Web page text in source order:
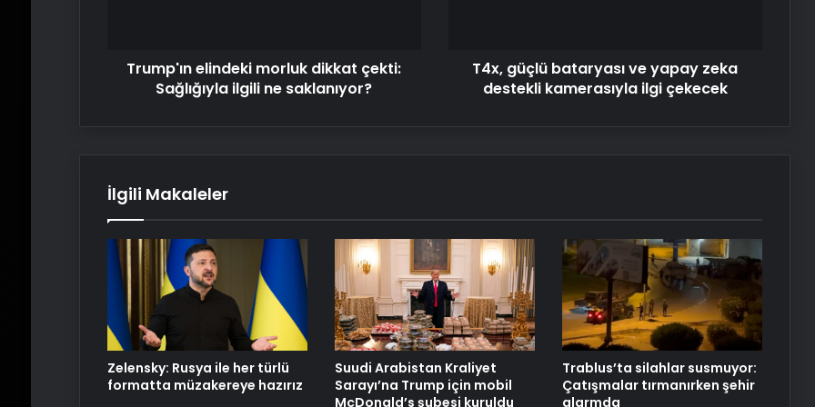
Trump'ın elindeki morluk dikkat çekti:
Sağlığıyla ilgili ne saklanıyor?
çekecekT4x, güçlü bataryası ve yapay zeka
destekli kamerasıyla ilgi çekecek
İlgili Makaleler
Zelensky: Rusya ile her türlü
formatta müzakereye hazırız
Suudi Arabistan Kraliyet
Sarayı’na Trump için mobil
McDonald’s şubesi kuruldu
Trablus’ta silahlar susmuyor:
Çatışmalar tırmanırken şehir
alarmda